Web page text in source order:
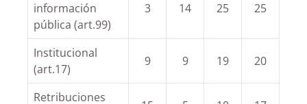
información
pública (art.99)
3 14 25 25
Institucional
(art.17)
9 9 19 20
Retribuciones